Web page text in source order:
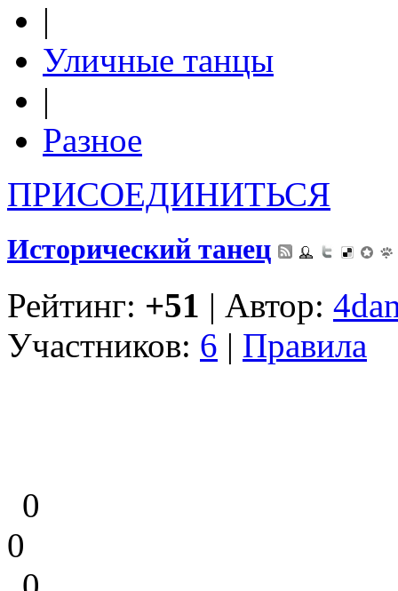
|
Уличные танцы
|
Разное
ПРИСОЕДИНИТЬСЯ
Исторический танец
Рейтинг: +51 | Автор:
Участников: 6 | Правила
0
0